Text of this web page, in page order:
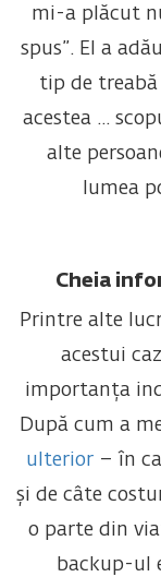
mi-a plăcut
spus”. El a
tip de
acestea ...
alte
lumea
Cheia
Printre alte
acestui
importanța
După cum a
ulterior– în
și de câte
o parte din
backup-ul